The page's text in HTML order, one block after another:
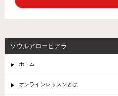
ソウルアローヒアラ
ホーム
オンラインレッスンとは